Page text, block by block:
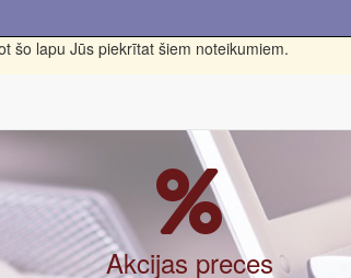
šo lapu Jūs piekrītat šiem noteikumiem.
Akcijas preces